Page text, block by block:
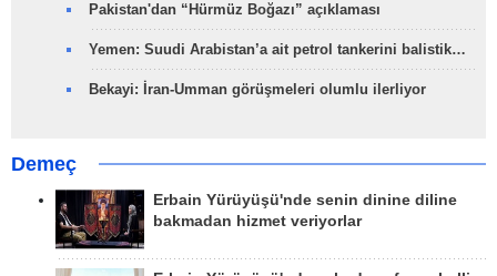
Pakistan'dan “Hürmüz Boğazı” açıklaması
Yemen: Suudi Arabistan’a ait petrol tankerini balistik…
Bekayi: İran-Umman görüşmeleri olumlu ilerliyor
Demeç
Erbain Yürüyüşü'nde senin dinine diline
bakmadan hizmet veriyorlar